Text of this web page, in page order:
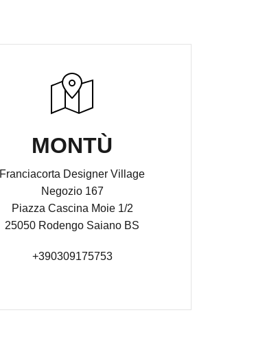
MONTÙ
Franciacorta Designer Village
Negozio 167
Piazza Cascina Moie 1/2
25050 Rodengo Saiano BS
+390309175753